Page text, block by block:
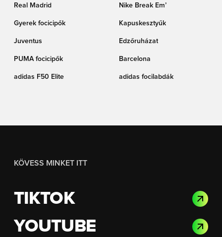
Real Madrid Nike Break Em’
Gyerek focicipők Kapuskesztyűk
Juventus Edzőruházat
PUMA focicipők Barcelona
adidas F50 Elite adidas focilabdák
KÖVESS MINKET ITT
TIKTOK
YOUTUBE